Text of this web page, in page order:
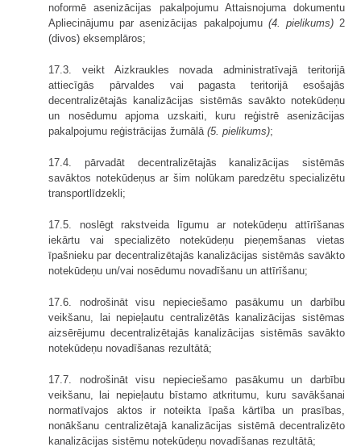
noformē asenizācijas pakalpojumu Attaisnojuma dokumentu
Apliecinājumu par asenizācijas pakalpojumu (4. pielikums)2
(divos) eksemplāros;
17.3. veikt Aizkraukles novada administratīvajā teritorijā
attiecīgās pārvaldes vai pagasta teritorijā esošajās
decentralizētajās kanalizācijas sistēmās savākto notekūdeņu
un nosēdumu apjoma uzskaiti, kuru reģistrē asenizācijas
pakalpojumu reģistrācijas žurnālā (5. pielikums);
17.4. pārvadāt decentralizētajās kanalizācijas sistēmās
savāktos notekūdeņus ar šim nolūkam paredzētu specializētu
transportlīdzekli;
17.5. noslēgt rakstveida līgumu ar notekūdeņu attīrīšanas
iekārtu vai specializēto notekūdeņu pieņemšanas vietas
īpašnieku par decentralizētajās kanalizācijas sistēmās savākto
notekūdeņu un/vai nosēdumu novadīšanu un attīrīšanu;
17.6. nodrošināt visu nepieciešamo pasākumu un darbību
veikšanu, lai nepieļautu centralizētās kanalizācijas sistēmas
aizsērējumu decentralizētajās kanalizācijas sistēmās savākto
notekūdeņu novadīšanas rezultātā;
17.7. nodrošināt visu nepieciešamo pasākumu un darbību
veikšanu, lai nepieļautu bīstamo atkritumu, kuru savākšanai
normatīvajos aktos ir noteikta īpaša kārtība un prasības,
nonākšanu centralizētajā kanalizācijas sistēmā decentralizēto
kanalizācijas sistēmu notekūdeņu novadīšanas rezultātā;